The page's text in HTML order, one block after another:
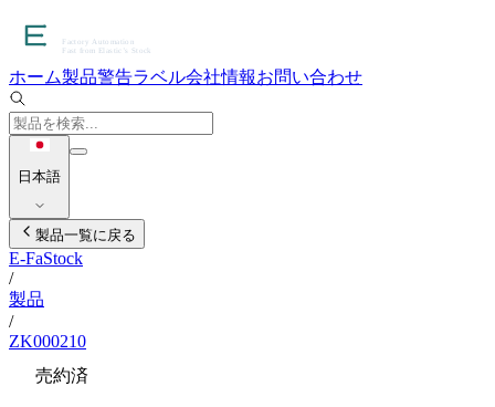
ホーム製品警告ラベル会社情報お問い合わせ
日本語
製品一覧に戻る
E-FaStock
/
製品
/
ZK000210
売約済